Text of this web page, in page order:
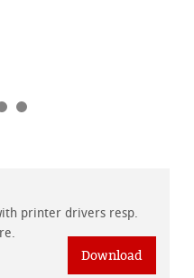
printer drivers resp.
Download